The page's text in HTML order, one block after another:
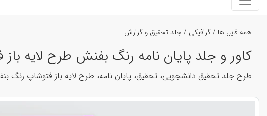
همه فایل ها /گرافیکی / جلد تحقیق و گزارش
کاور و جلد پایان نامه رنگ بفنش طرح لایه باز
طرح جلد تحقیق دانشجویی، تحقیق، پایان نامه، طرح لایه باز فتوشاپ رنگ